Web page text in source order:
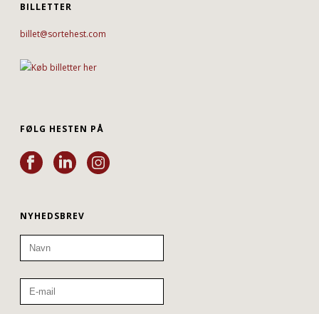
BILLETTER
billet@sortehest.com
FØLG HESTEN PÅ
NYHEDSBREV